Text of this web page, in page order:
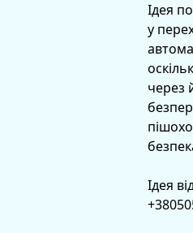
Ідея
у
через
Ідея